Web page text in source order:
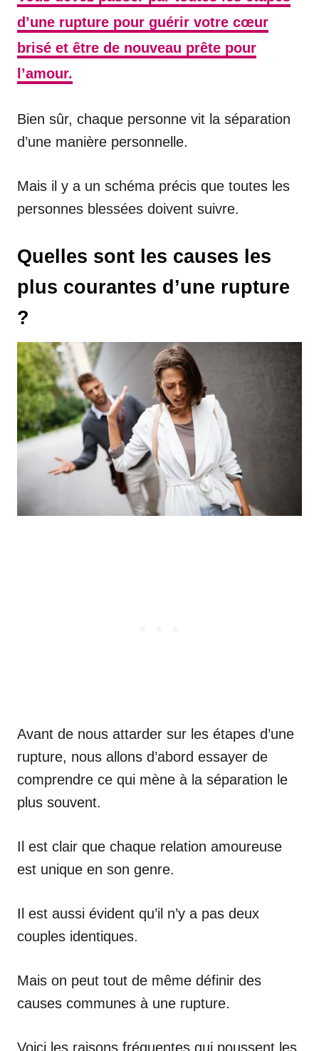
d’une rupture pour guérir votre cœur
brisé et être de nouveau prête pour
l’amour.
Bien sûr, chaque personne vit la séparation
d’une manière personnelle.
Mais il y a un schéma précis que toutes les
personnes blessées doivent suivre.
Quelles sont les causes les
plus courantes d’une rupture
?
Avant de nous attarder sur les étapes d’une
rupture, nous allons d’abord essayer de
comprendre ce qui mène à la séparation le
plus souvent.
Il est clair que chaque relation amoureuse
est unique en son genre.
Il est aussi évident qu’il n’y a pas deux
couples identiques.
Mais on peut tout de même définir des
causes communes à une rupture.
Voici les raisons fréquentes qui poussent les